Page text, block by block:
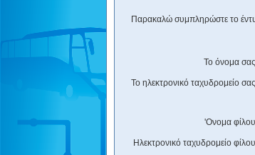
Παρακαλώ συμπληρώστε το
Το όνομα
Το ηλεκτρονικό ταχυδρομείο
'Ονομα
Ηλεκτρονικό ταχυδρομείο